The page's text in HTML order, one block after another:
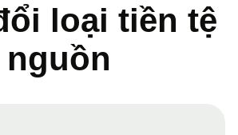
loại tiền tệ
nguồn